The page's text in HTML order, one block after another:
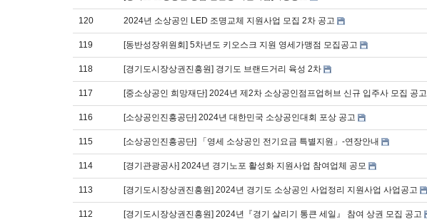
120 2024년 소상공인 LED 조명교체 지원사업 모집 2차 공고
119 [동반성장위원회] 5차년도 키오스크 지원 영세가맹점 모집공고
118 [경기도시장상권진흥원] 경기도 브랜드거리 육성 2차
117 [중소상공인 희망재단] 2024년 제2차 소상공인점프업허브 신규 입주사 모집 공고
116 [소상공인진흥공단] 2024년 대한민국 소상공인대회 포상 공고
115 [소상공인진흥공단] 「영세 소상공인 전기요금 특별지원」-연장안내
114 [경기관광공사] 2024년 경기노포 활성화 지원사업 참여업체 공모
113 [경기도시장상권진흥원] 2024년 경기도 소상공인 사업정리 지원사업 사업공고
112 [경기도시장상권진흥원] 2024년『경기 살리기 통큰 세일』 참여 상권 모집 공고